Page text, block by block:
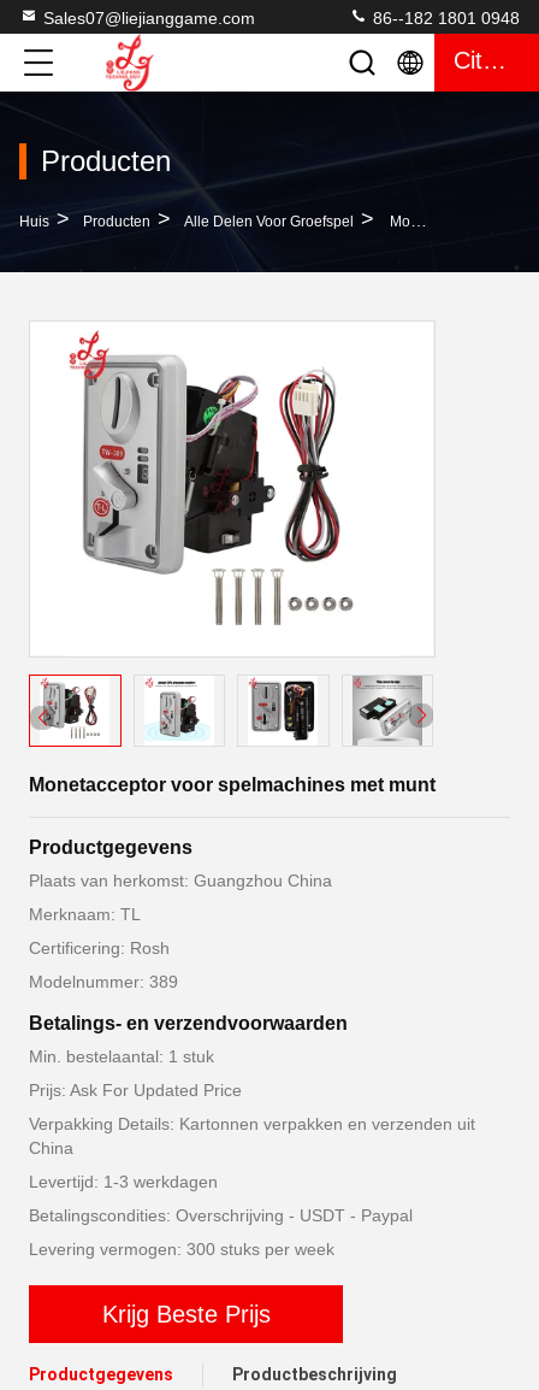
Sales07@liejianggame.com 86--182 1801 0948
Citaat
Producten
Huis > Producten > Alle Delen Voor Groefspel > Monetacceptor Voor Spelmachines Met Munt
Monetacceptor voor spelmachines met munt
Productgegevens
Plaats van herkomst: Guangzhou China
Merknaam: TL
Certificering: Rosh
Modelnummer: 389
Betalings- en verzendvoorwaarden
Min. bestelaantal: 1 stuk
Prijs: Ask For Updated Price
Verpakking Details: Kartonnen verpakken en verzenden uit
China
Levertijd: 1-3 werkdagen
Betalingscondities: Overschrijving - USDT - Paypal
Levering vermogen: 300 stuks per week
Krijg Beste Prijs
Productgegevens Productbeschrijving